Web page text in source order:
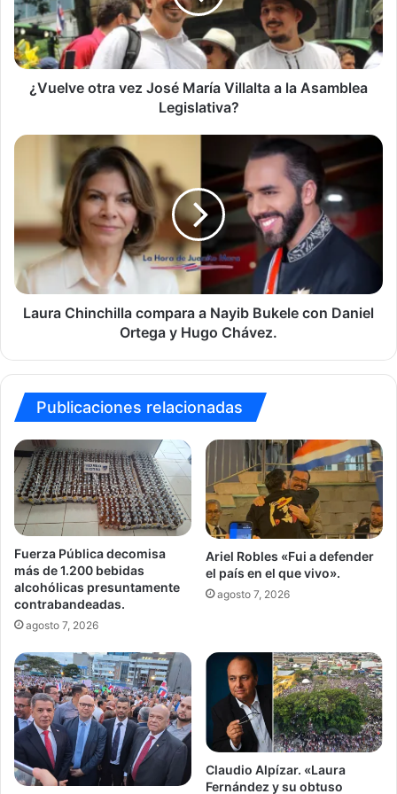
Villalta
a
la
Asamblea
Legislativa?
¿Vuelve otra vez José María Villalta a la Asamblea
Legislativa?
Laura
Nayib
con
Daniel
Ortega
Laura Chinchilla compara a Nayib Bukele con Daniel
Ortega y Hugo Chávez.
Publicaciones relacionadas
Fuerza Pública decomisa
más de 1.200 bebidas
alcohólicas presuntamente
contrabandeadas.
agosto 7, 2026
Ariel Robles «Fui a defender
el país en el que vivo».
agosto 7, 2026
Claudio Alpízar. «Laura
Fernández y su obtuso